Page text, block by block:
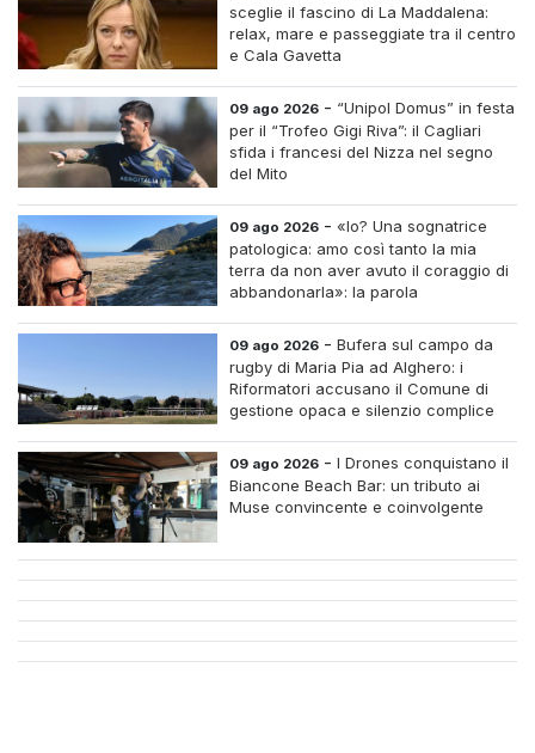
sceglie il fascino di La Maddalena:
relax, mare e passeggiate tra il centro
e Cala Gavetta
09 ago 2026 - “Unipol Domus” in festa
per il “Trofeo Gigi Riva”: il Cagliari
sfida i francesi del Nizza nel segno
del Mito
09 ago 2026 - «Io? Una sognatrice
patologica: amo così tanto la mia
terra da non aver avuto il coraggio di
abbandonarla»: la parola
09 ago 2026 -Bufera sul campo da
rugby di Maria Pia ad Alghero: i
Riformatori accusano il Comune di
gestione opaca e silenzio complice
09 ago 2026 -I Drones conquistano il
Biancone Beach Bar: un tributo ai
Muse convincente e coinvolgente